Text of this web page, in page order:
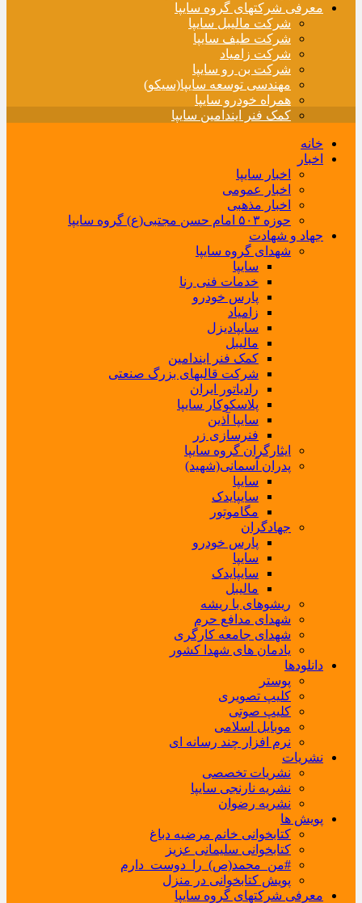
معرفی شرکتهای گروه سایپا
شرکت مالیبل سایپا
شرکت طیف سایپا
شرکت زامیاد
شرکت بن رو سایپا
مهندسی توسعه سایپا(سیکو)
همراه خودرو سایپا
کمک فنر ایندامین سایپا
خانه
اخبار
اخبار سایپا
اخبار عمومی
اخبار مذهبی
حوزه ۵۰۳ امام حسن مجتبی(ع) گروه سایپا
جهاد و شهادت
شهدای گروه سایپا
سایپا
خدمات فنی رنا
پارس خودرو
زامیاد
سایپادیزل
مالیبل
کمک فنر ایندامین
شرکت قالبهای بزرگ صنعتی
رادیاتور ایران
پلاسکوکار سایپا
سایپا آذین
فنرسازی زر
ایثارگران گروه سایپا
پدران آسمانی(شهید)
سایپا
سایپایدک
مگاموتور
جهادگران
پارس خودرو
سایپا
سایپایدک
مالیبل
ریشوهای با ریشه
شهدای مدافع حرم
شهدای جامعه کارگری
یادمان های شهدا کشور
دانلودها
پوستر
کلیپ تصویری
کلیپ صوتی
موبایل اسلامی
نرم افزار چند رسانه ای
نشریات
نشریات تخصصی
نشریه نارنجی سایپا
نشریه رضوان
پویش ها
کتابخوانی خانم مرضیه دباغ
کتابخوانی سلیمانی عزیز
#من_محمد(ص)_را_دوست_دارم
پویش کتابخوانی در منزل
معرفی شرکتهای گروه سایپا